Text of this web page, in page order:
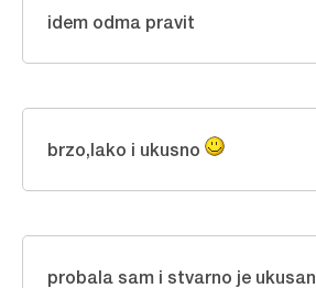
idem odma pravit
brzo,lako i ukusno
probala sam i stvarno je ukusan